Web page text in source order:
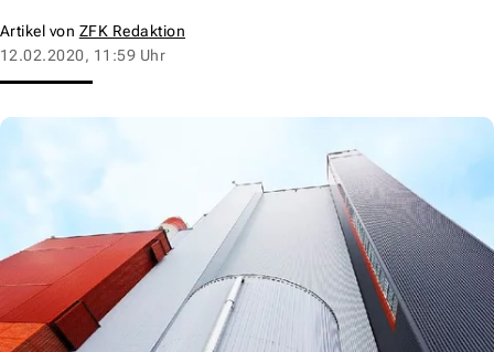
Artikel von ZFK Redaktion
12.02.2020, 11:59 Uhr